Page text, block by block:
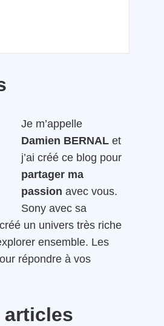
Je m’appelle
Damien BERNAL et
j’ai créé ce blog pour
partager ma
passion avec vous.
Sony avec sa
un univers très riche
ensemble. Les
répondre à vos
articles